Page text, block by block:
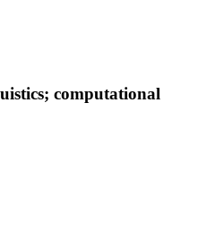
computational